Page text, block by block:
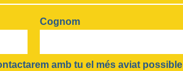
Cognom
amb tu el més aviat possible